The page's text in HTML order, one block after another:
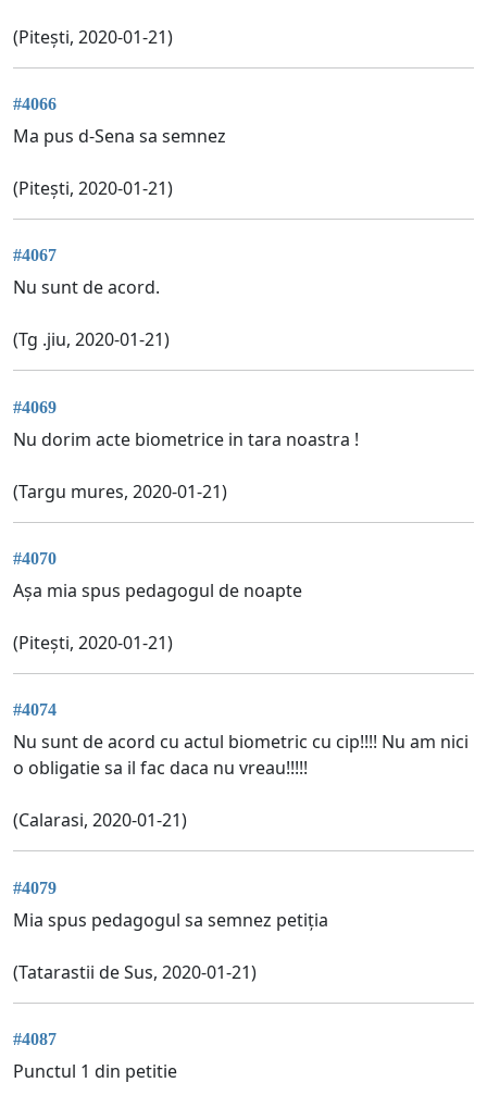
(Pitești, 2020-01-21)
#4066
Ma pus d-Sena sa semnez
(Pitești, 2020-01-21)
#4067
Nu sunt de acord.
(Tg .jiu, 2020-01-21)
#4069
Nu dorim acte biometrice in tara noastra !
(Targu mures, 2020-01-21)
#4070
Așa mia spus pedagogul de noapte
(Pitești, 2020-01-21)
#4074
Nu sunt de acord cu actul biometric cu cip!!!! Nu am nici
o obligatie sa il fac daca nu vreau!!!!!
(Calarasi, 2020-01-21)
#4079
Mia spus pedagogul sa semnez petiția
(Tatarastii de Sus, 2020-01-21)
#4087
Punctul 1 din petitie